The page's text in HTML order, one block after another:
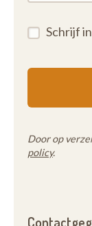
Schrijf
Door op
policy.